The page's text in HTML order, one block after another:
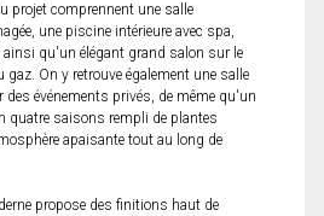
projet comprennent une salle
une piscine intérieure avec spa,
ainsi qu'un élégant grand salon sur le
gaz. On y retrouve également une salle
des événements privés, de même qu'un
quatre saisons rempli de plantes
apaisante tout au long de
propose des finitions haut de